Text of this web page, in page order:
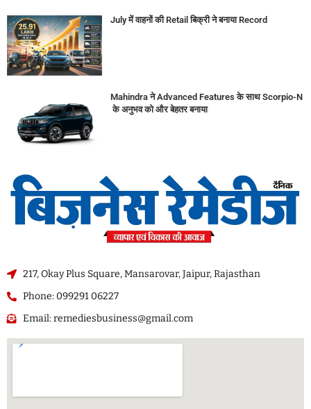
July में वाहनों की Retail बिक्री ने बनाया Record
Mahindra ने Advanced Features के साथ Scorpio-N
के अनुभव को और बेहतर बनाया
217, Okay Plus Square, Mansarovar, Jaipur, Rajasthan
Phone: 099291 06227
Email: remediesbusiness@gmail.com